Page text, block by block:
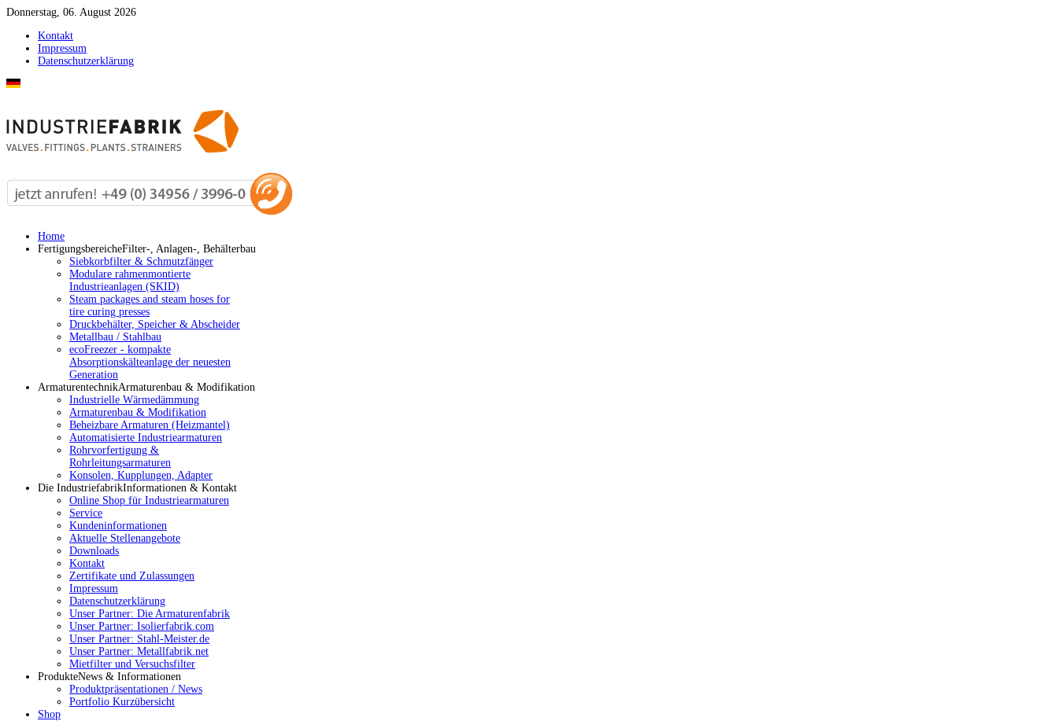
Donnerstag, 06. August 2026
Kontakt
Impressum
Datenschutzerklärung
Home
FertigungsbereicheFilter-, Anlagen-, Behälterbau
Siebkorbfilter & Schmutzfänger
Modulare rahmenmontierte
Industrieanlagen (SKID)
Steam packages and steam hoses for
tire curing presses
Druckbehälter, Speicher & Abscheider
Metallbau / Stahlbau
ecoFreezer - kompakte
Absorptionskälteanlage der neuesten
Generation
ArmaturentechnikArmaturenbau & Modifikation
Industrielle Wärmedämmung
Armaturenbau & Modifikation
Beheizbare Armaturen (Heizmantel)
Automatisierte Industriearmaturen
Rohrvorfertigung &
Rohrleitungsarmaturen
Konsolen, Kupplungen, Adapter
Die IndustriefabrikInformationen & Kontakt
Online Shop für Industriearmaturen
Service
Kundeninformationen
Aktuelle Stellenangebote
Downloads
Kontakt
Zertifikate und Zulassungen
Impressum
Datenschutzerklärung
Unser Partner: Die Armaturenfabrik
Unser Partner: Isolierfabrik.com
Unser Partner: Stahl-Meister.de
Unser Partner: Metallfabrik.net
Mietfilter und Versuchsfilter
ProdukteNews & Informationen
Produktpräsentationen / News
Portfolio Kurzübersicht
Shop